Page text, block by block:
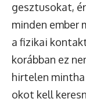
gesztusokat,
minden ember
a fizikai
korábban ez
hirtelen
okot kell